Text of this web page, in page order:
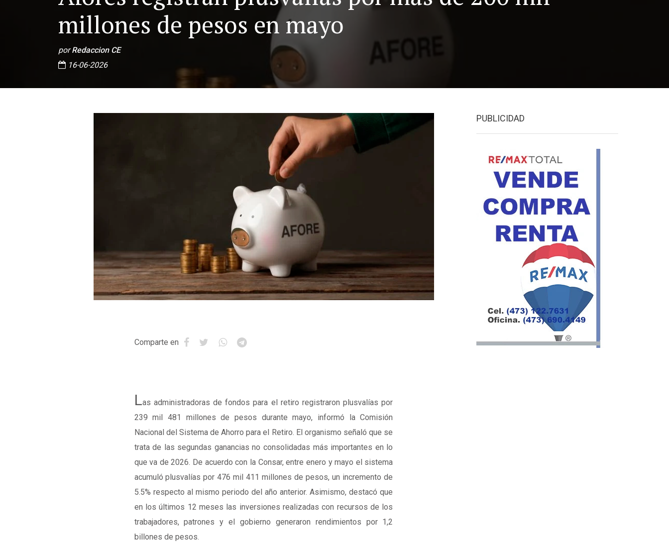
millones de pesos en mayo
porRedaccion CE
16-06-2026
Comparte en
Las administradoras de fondos para el retiro registraron plusvalías por
239 mil 481 millones de pesos durante mayo, informó la Comisión
Nacional del Sistema de Ahorro para el Retiro. El organismo señaló que se
trata de las segundas ganancias no consolidadas más importantes en lo
que va de 2026. De acuerdo con la Consar, entre enero y mayo el sistema
acumuló plusvalías por 476 mil 411 millones de pesos, un incremento de
5.5% respecto al mismo periodo del año anterior. Asimismo, destacó que
en los últimos 12 meses las inversiones realizadas con recursos de los
trabajadores, patrones y el gobierno generaron rendimientos por 1,2
billones de pesos.
PUBLICIDAD